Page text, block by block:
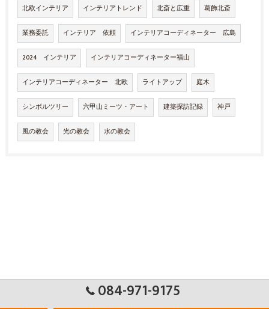
北欧インテリア インテリアトレンド 北斎と広重 葛飾北斎
業務委託 インテリア 依頼 インテリアコーディネーター 広島
2024 インテリア インテリアコーディネーター福山
インテリアコーディネーター 北欧 ライトアップ 庭木
シンボルツリー 六甲山ミーツ・アート 建築探訪記録 神戸
風の教会 光の教会 水の教会
084-971-9175